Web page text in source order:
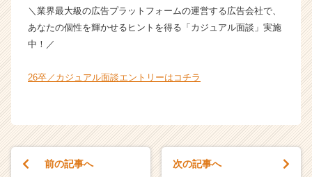
e
r）
＼業界最大級の広告プラットフォームの運営する広告会社で、
あなたの個性を輝かせるヒントを得る「カジュアル面談」実施
中！／
26卒／カジュアル面談エントリーはコチラ
前の記事へ 次の記事へ